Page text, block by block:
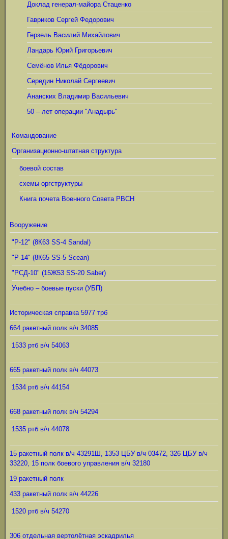
Доклад генерал-майора Стаценко
Гавриков Сергей Федорович
Герзель Василий Михайлович
Ландарь Юрий Григорьевич
Семёнов Илья Фёдорович
Середин Николай Сергеевич
Ананских Владимир Васильевич
50 – лет операции "Анадырь"
Командование
Организационно-штатная структура
боевой состав
схемы оргструктуры
Книга почета Военного Совета РВСН
Вооружение
"Р-12" (8К63 SS-4 Sandal)
"Р-14" (8К65 SS-5 Scean)
"РСД-10" (15Ж53 SS-20 Saber)
Учебно – боевые пуски (УБП)
Историческая справка 5977 трб
664 ракетный полк в/ч 34085
1533 ртб в/ч 54063
665 ракетный полк в/ч 44073
1534 ртб в/ч 44154
668 ракетный полк в/ч 54294
1535 ртб в/ч 44078
15 ракетный полк в/ч 43291Ш, 1353 ЦБУ в/ч 03472, 326 ЦБУ в/ч
33220, 15 полк боевого управления в/ч 32180
19 ракетный полк
433 ракетный полк в/ч 44226
1520 ртб в/ч 54270
306 отдельная вертолётная эскадрилья